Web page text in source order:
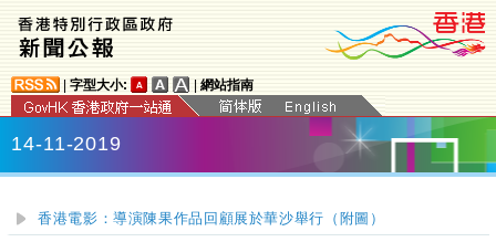
字型大小: 網站指南
14-11-2019
香港電影：導演陳果作品回顧展於華沙舉行（附圖）